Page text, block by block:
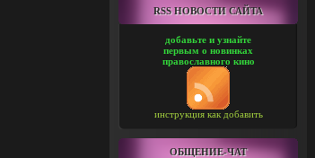
RSS НОВОСТИ САЙТА
добавьте и узнайте
первым о новинках
православного кино
инструкция как добавить
ОБЩЕНИЕ-ЧАТ